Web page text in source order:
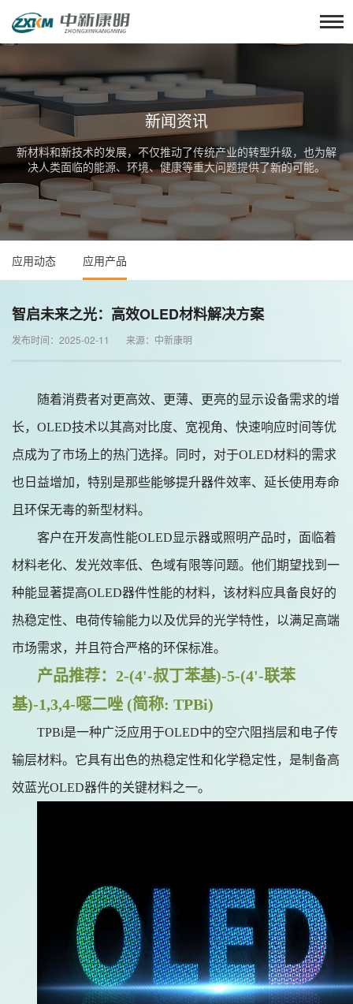
新闻资讯
新材料和新技术的发展，不仅推动了传统产业的转型升级，也为解
决人类面临的能源、环境、健康等重大问题提供了新的可能。
应用动态 应用产品
智启未来之光：高效OLED材料解决方案
发布时间：2025-02-11 来源：中新康明
随着消费者对更高效、更薄、更亮的显示设备需求的增
长， OLED技术以其高对比度、宽视角、快速响应时间等优
点成为了市场上的热门选择。同时，对于OLED材料的需求
也日益增加，特别是那些能够提升器件效率、延长使用寿命
且环保无毒的新型材料。
客户在开发高性能OLED显示器或照明产品时，面临着
材料老化、发光效率低、色域有限等问题。他们期望找到一
种能显著提高OLED器件性能的材料，该材料应具备良好的
热稳定性、电荷传输能力以及优异的光学特性，以满足高端
市场需求，并且符合严格的环保标准。
产品推荐： 2-(4'-叔丁苯基)-5-(4'-联苯
基)-1,3,4-噁二唑 (简称: TPBi)
TPBi是一种广泛应用于OLED中的空穴阻挡层和电子传
输层材料。它具有出色的热稳定性和化学稳定性，是制备高
效蓝光OLED器件的关键材料之一。